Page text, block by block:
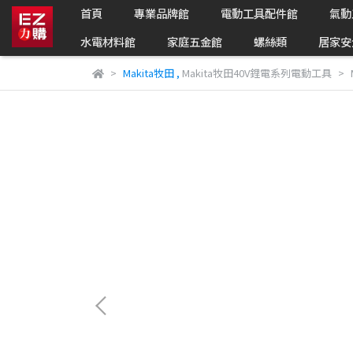
首頁 專業品牌館 電動工具配件館
氣
水電材料館
家庭五金館 螺絲類 居家
Makita牧田, Makita牧田40V鋰電系列電動工具